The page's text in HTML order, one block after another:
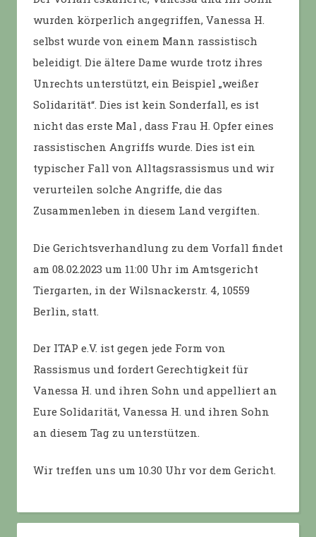
wurden körperlich angegriffen, Vanessa H.
selbst wurde von einem Mann rassistisch
beleidigt. Die ältere Dame wurde trotz ihres
Unrechts unterstützt, ein Beispiel „weißer
Solidarität“. Dies ist kein Sonderfall, es ist
nicht das erste Mal , dass Frau H. Opfer eines
rassistischen Angriffs wurde. Dies ist ein
typischer Fall von Alltagsrassismus und wir
verurteilen solche Angriffe, die das
Zusammenleben in diesem Land vergiften.
Die Gerichtsverhandlung zu dem Vorfall findet
am 08.02.2023 um 11:00 Uhr im Amtsgericht
Tiergarten, in der Wilsnackerstr. 4, 10559
Berlin, statt.
Der ITAP e.V. ist gegen jede Form von
Rassismus und fordert Gerechtigkeit für
Vanessa H. und ihren Sohn und appelliert an
Eure Solidarität, Vanessa H. und ihren Sohn
an diesem Tag zu unterstützen.
Wir treffen uns um 10.30 Uhr vor dem Gericht.